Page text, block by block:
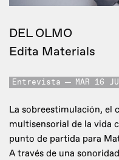
DEL OLMO
Edita Materials
Entrevista MAR 16
La sobreestimulación, el
multisensorial de la vida
punto de partida para
A través de una